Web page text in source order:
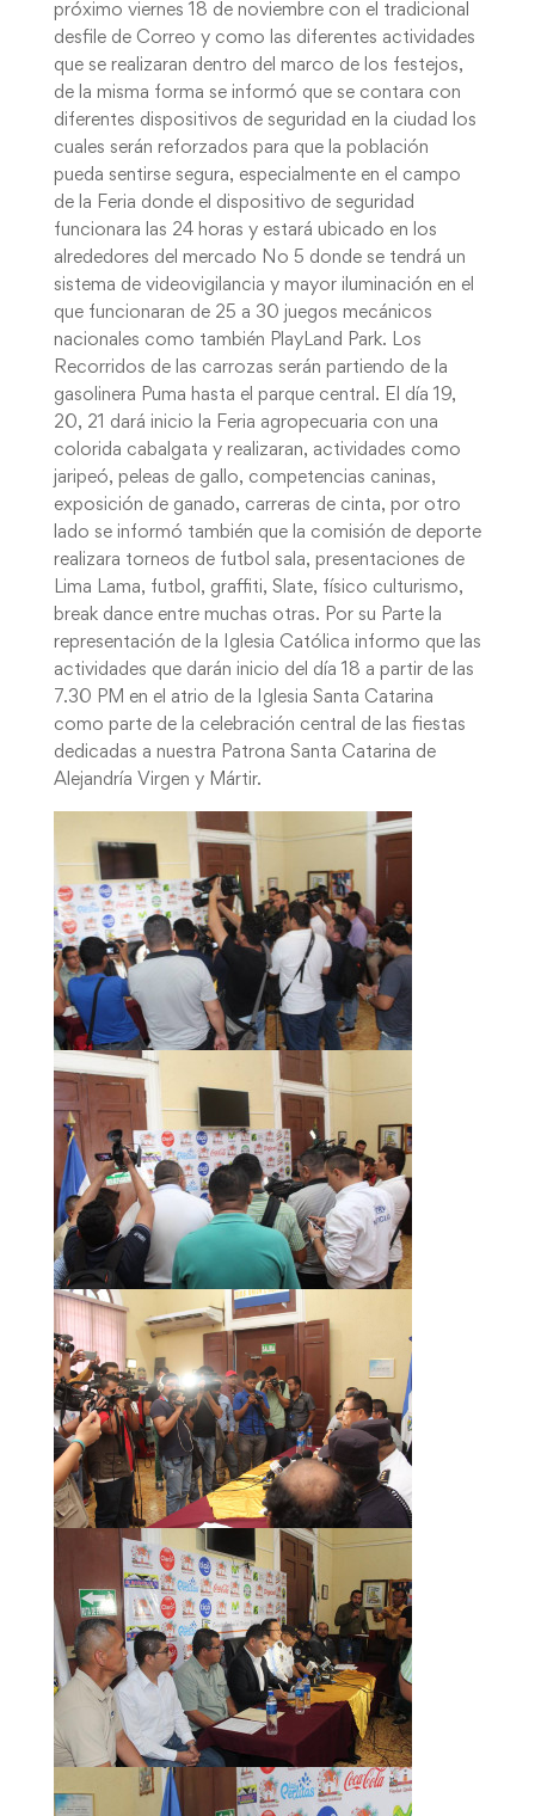
próximo viernes 18 de noviembre con el tradicional
desfile de Correo y como las diferentes actividades
que se realizaran dentro del marco de los festejos,
de la misma forma se informó que se contara con
diferentes dispositivos de seguridad en la ciudad los
cuales serán reforzados para que la población
pueda sentirse segura, especialmente en el campo
de la Feria donde el dispositivo de seguridad
funcionara las 24 horas y estará ubicado en los
alrededores del mercado No 5 donde se tendrá un
sistema de videovigilancia y mayor iluminación en el
que funcionaran de 25 a 30 juegos mecánicos
nacionales como también PlayLand Park. Los
Recorridos de las carrozas serán partiendo de la
gasolinera Puma hasta el parque central. El día 19,
20, 21 dará inicio la Feria agropecuaria con una
colorida cabalgata y realizaran, actividades como
jaripeó, peleas de gallo, competencias caninas,
exposición de ganado, carreras de cinta, por otro
lado se informó también que la comisión de deporte
realizara torneos de futbol sala, presentaciones de
Lima Lama, futbol, graffiti, Slate, físico culturismo,
break dance entre muchas otras. Por su Parte la
representación de la Iglesia Católica informo que las
actividades que darán inicio del día 18 a partir de las
7.30 PM en el atrio de la Iglesia Santa Catarina
como parte de la celebración central de las fiestas
dedicadas a nuestra Patrona Santa Catarina de
Alejandría Virgen y Mártir.